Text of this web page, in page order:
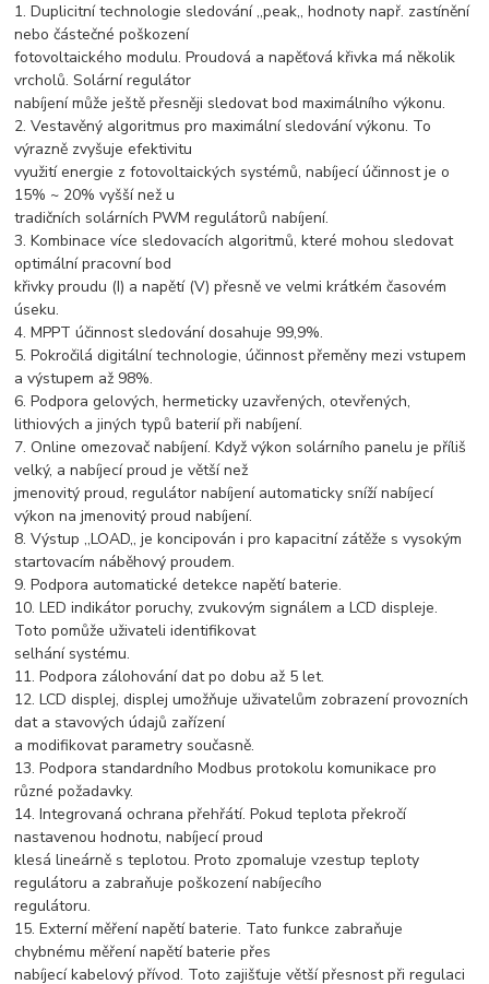
1. Duplicitní technologie sledování ,,peak,, hodnoty např. zastínění
nebo částečné poškození
fotovoltaického modulu. Proudová a napěťová křivka má několik
vrcholů. Solární regulátor
nabíjení může ještě přesněji sledovat bod maximálního výkonu.
2. Vestavěný algoritmus pro maximální sledování výkonu. To
výrazně zvyšuje efektivitu
využití energie z fotovoltaických systémů, nabíjecí účinnost je o
15% ~ 20% vyšší než u
tradičních solárních PWM regulátorů nabíjení.
3. Kombinace více sledovacích algoritmů, které mohou sledovat
optimální pracovní bod
křivky proudu (I) a napětí (V) přesně ve velmi krátkém časovém
úseku.
4. MPPT účinnost sledování dosahuje 99,9%.
5. Pokročilá digitální technologie, účinnost přeměny mezi vstupem
a výstupem až 98%.
6. Podpora gelových, hermeticky uzavřených, otevřených,
lithiových a jiných typů baterií při nabíjení.
7. Online omezovač nabíjení. Když výkon solárního panelu je příliš
velký, a nabíjecí proud je větší než
jmenovitý proud, regulátor nabíjení automaticky sníží nabíjecí
výkon na jmenovitý proud nabíjení.
8. Výstup ,,LOAD,, je koncipován i pro kapacitní zátěže s vysokým
startovacím náběhový proudem.
9. Podpora automatické detekce napětí baterie.
10. LED indikátor poruchy, zvukovým signálem a LCD displeje.
Toto pomůže uživateli identifikovat
selhání systému.
11. Podpora zálohování dat po dobu až 5 let.
12. LCD displej, displej umožňuje uživatelům zobrazení provozních
dat a stavových údajů zařízení
a modifikovat parametry současně.
13. Podpora standardního Modbus protokolu komunikace pro
různé požadavky.
14. Integrovaná ochrana přehřátí. Pokud teplota překročí
nastavenou hodnotu, nabíjecí proud
klesá lineárně s teplotou. Proto zpomaluje vzestup teploty
regulátoru a zabraňuje poškození nabíjecího
regulátoru.
15. Externí měření napětí baterie. Tato funkce zabraňuje
chybnému měření napětí baterie přes
nabíjecí kabelový přívod. Toto zajišťuje větší přesnost při regulaci